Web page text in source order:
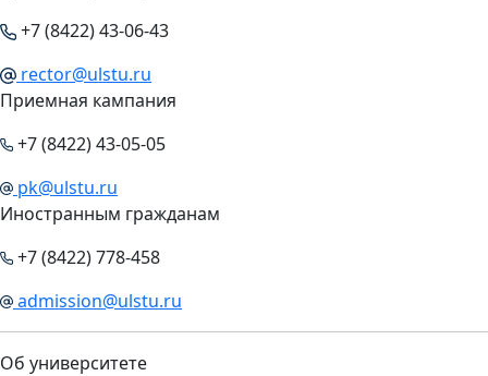
+7 (8422) 43-06-43
rector@ulstu.ru
Приемная кампания
+7 (8422) 43-05-05
pk@ulstu.ru
Иностранным гражданам
+7 (8422) 778-458
admission@ulstu.ru
Об университете